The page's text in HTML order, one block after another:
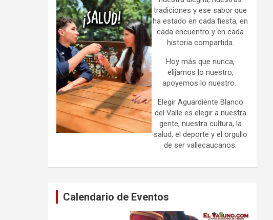
tradiciones y ese sabor que
ha estado en cada fiesta, en
cada encuentro y en cada
historia compartida.
Hoy más que nunca,
elijamos lo nuestro,
apoyemos lo nuestro.
Elegir Aguardiente Blanco
del Valle es elegir a nuestra
gente, nuestra cultura, la
salud, el deporte y el orgullo
de ser vallecaucanos.
Calendario de Eventos